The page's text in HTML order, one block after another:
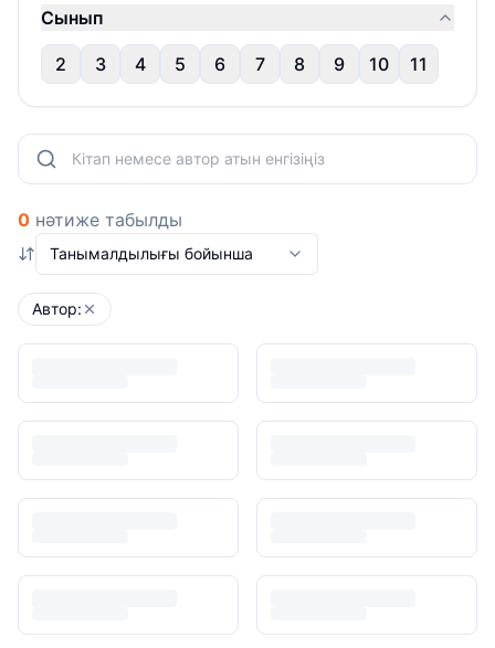
Сынып
2 3 4 5 6 7 8 9 10 11
0 нәтиже табылды
Танымалдылығы бойынша
Автор: